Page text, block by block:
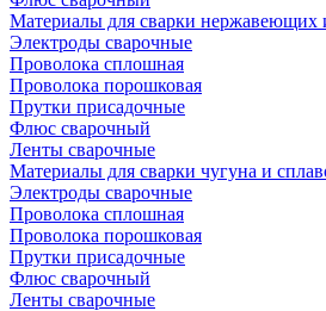
Материалы для сварки нержавеющих
Электроды сварочные
Проволока сплошная
Проволока порошковая
Прутки присадочные
Флюс сварочный
Ленты сварочные
Материалы для сварки чугуна и
Электроды сварочные
Проволока сплошная
Проволока порошковая
Прутки присадочные
Флюс сварочный
Ленты сварочные